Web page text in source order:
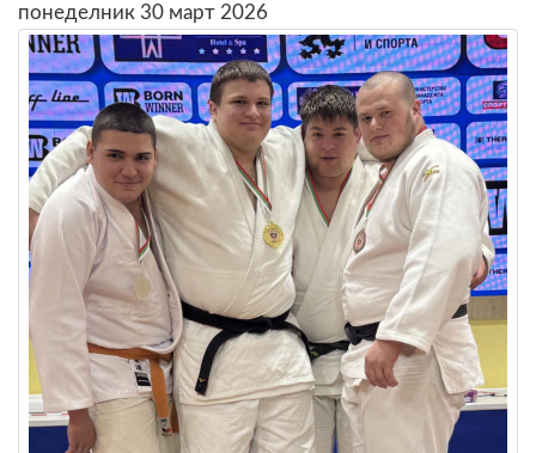
понеделник 30 март 2026